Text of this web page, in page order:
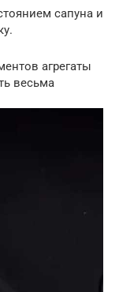
сапуна и
агрегаты
весьма